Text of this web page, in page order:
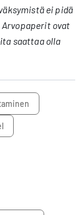
ei pidä
Arvopaperit ovat
saattaa olla